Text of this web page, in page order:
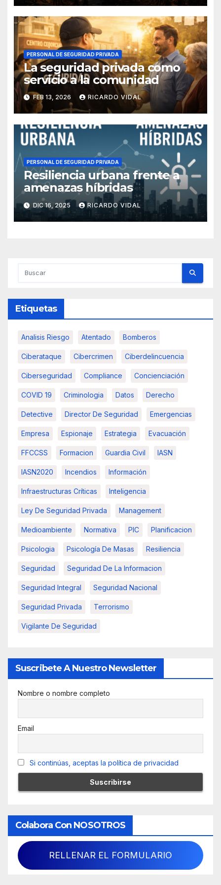
PERSONAL DE SEGURIDAD PRIVADA
La seguridad privada como
servicio a la comunidad
FEB 13, 2026 RICARDO VIDAL
PERSONAL DE SEGURIDAD PRIVADA
Resiliencia urbana frente a
amenazas híbridas
DIC 16, 2025 RICARDO VIDAL
Etiquetas
Analisis Riesgo Atentado Bomberos
Ciberataque Cibercrimen Ciberdelincuencia
Ciberseguridad Compliance Concienciación
COVID 19 Criminologia Datos Derecho
Detective Director De Seguridad Emergencias
Empresa Espionaje Estrategia Evacuación
FFCCSS Formacion Guardia Civil IASN
IASN2020 Incendios Información
Infraestructuras Críticas Inteligencia
Ley De Seguridad Privada Management
Medioambiente Normativa PIC Planificacion
Psicologia Psicología De Masas Resiliencia
Seguridad Seguridad De La Informacion
Seguridad Integral Seguridad Nacional
Seguridad Privada Terrorismo
Vigilante De Seguridad
Suscribete A Nuestro Newsletter
Nombre o nombre completo
Email
Si continúas, aceptas la política de privacidad
Colabora Con NOSOTROS
RELLENAR EL FORMULARIO